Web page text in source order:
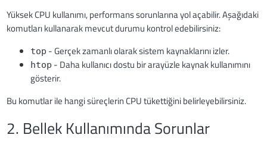
Yüksek CPU kullanımı, performans sorunlarına yol açabilir. Aşağıdaki
komutları kullanarak mevcut durumu kontrol edebilirsiniz:
top - Gerçek zamanlı olarak sistem kaynaklarını izler.
htop - Daha kullanıcı dostu bir arayüzle kaynak kullanımını
gösterir.
Bu komutlar ile hangi süreçlerin CPU tükettiğini belirleyebilirsiniz.
2. Bellek Kullanımında Sorunlar